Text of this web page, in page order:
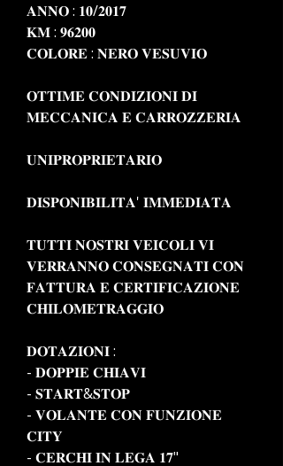
𝐀𝐍𝐍𝐎 : 𝟏𝟎/𝟐𝟎𝟏𝟕
𝐊𝐌 : 𝟗𝟔𝟐𝟎𝟎
𝐂𝐎𝐋𝐎𝐑𝐄 : 𝐍𝐄𝐑𝐎 𝐕𝐄𝐒𝐔𝐕𝐈𝐎
𝐎𝐓𝐓𝐈𝐌𝐄 𝐂𝐎𝐍𝐃𝐈𝐙𝐈𝐎𝐍𝐈 𝐃𝐈
𝐌𝐄𝐂𝐂𝐀𝐍𝐈𝐂𝐀 𝐄 𝐂𝐀𝐑𝐑𝐎𝐙𝐙𝐄𝐑𝐈𝐀
𝐔𝐍𝐈𝐏𝐑𝐎𝐏𝐑𝐈𝐄𝐓𝐀𝐑𝐈𝐎
𝐃𝐈𝐒𝐏𝐎𝐍𝐈𝐁𝐈𝐋𝐈𝐓𝐀' 𝐈𝐌𝐌𝐄𝐃𝐈𝐀𝐓𝐀
𝐓𝐔𝐓𝐓𝐈 𝐍𝐎𝐒𝐓𝐑𝐈 𝐕𝐄𝐈𝐂𝐎𝐋𝐈 𝐕𝐈
𝐕𝐄𝐑𝐑𝐀𝐍𝐍𝐎 𝐂𝐎𝐍𝐒𝐄𝐆𝐍𝐀𝐓𝐈 𝐂𝐎𝐍
𝐅𝐀𝐓𝐓𝐔𝐑𝐀 𝐄 𝐂𝐄𝐑𝐓𝐈𝐅𝐈𝐂𝐀𝐙𝐈𝐎𝐍𝐄
𝐂𝐇𝐈𝐋𝐎𝐌𝐄𝐓𝐑𝐀𝐆𝐆𝐈𝐎
𝐃𝐎𝐓𝐀𝐙𝐈𝐎𝐍𝐈 :
- 𝐃𝐎𝐏𝐏𝐈𝐄 𝐂𝐇𝐈𝐀𝐕𝐈
- 𝐒𝐓𝐀𝐑𝐓&𝐒𝐓𝐎𝐏
- 𝐕𝐎𝐋𝐀𝐍𝐓𝐄 𝐂𝐎𝐍 𝐅𝐔𝐍𝐙𝐈𝐎𝐍𝐄
𝐂𝐈𝐓𝐘
- 𝐂𝐄𝐑𝐂𝐇𝐈 𝐈𝐍 𝐋𝐄𝐆𝐀 𝟏𝟕"